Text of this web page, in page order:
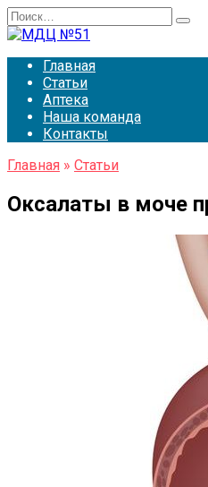
Перейти
к
Search
for:
Главная
Статьи
Аптека
Наша команда
Контакты
Главная » Статьи
Оксалаты в моче